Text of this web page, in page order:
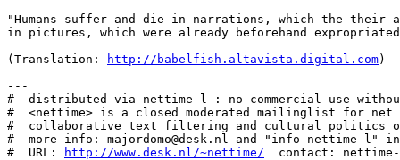
"Humans suffer and die in narrations, which the their
in pictures, which were already beforehand
(Translation:
http://babelfish.altavista.digital.com)
---
#  distributed via nettime-l : no commercial use
#  <nettime> is a closed moderated mailinglist for
#  collaborative text filtering and cultural politics
#  more info: majordomo@desk.nl and "info nettime-l" in
#  URL:
http://www.desk.nl/~nettime/